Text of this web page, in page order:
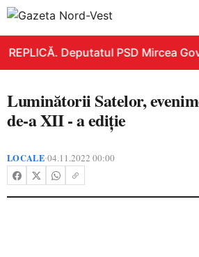
REPLICĂ. Deputatul PSD Mircea
Luminătorii Satelor,
de-a XII - a ediție
LOCALE•04.11.2022 00:00